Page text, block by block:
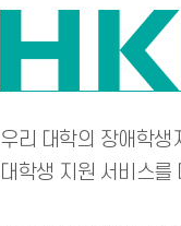
우리 대학의 장애학생
대학생 지원 서비스를